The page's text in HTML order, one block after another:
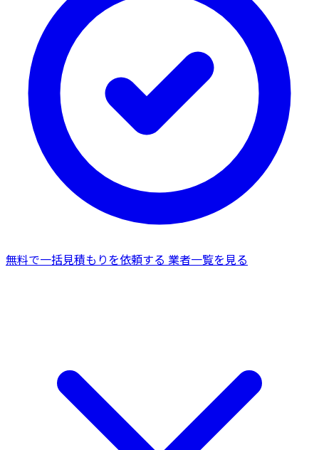
無料で一括見積もりを依頼する 業者一覧を見る